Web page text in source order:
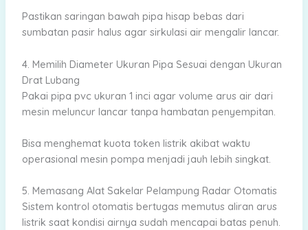
Pastikan saringan bawah pipa hisap bebas dari
sumbatan pasir halus agar sirkulasi air mengalir lancar.
4. Memilih Diameter Ukuran Pipa Sesuai dengan Ukuran
Drat Lubang
Pakai pipa pvc ukuran 1 inci agar volume arus air dari
mesin meluncur lancar tanpa hambatan penyempitan.
Bisa menghemat kuota token listrik akibat waktu
operasional mesin pompa menjadi jauh lebih singkat.
5. Memasang Alat Sakelar Pelampung Radar Otomatis
Sistem kontrol otomatis bertugas memutus aliran arus
listrik saat kondisi airnya sudah mencapai batas penuh.